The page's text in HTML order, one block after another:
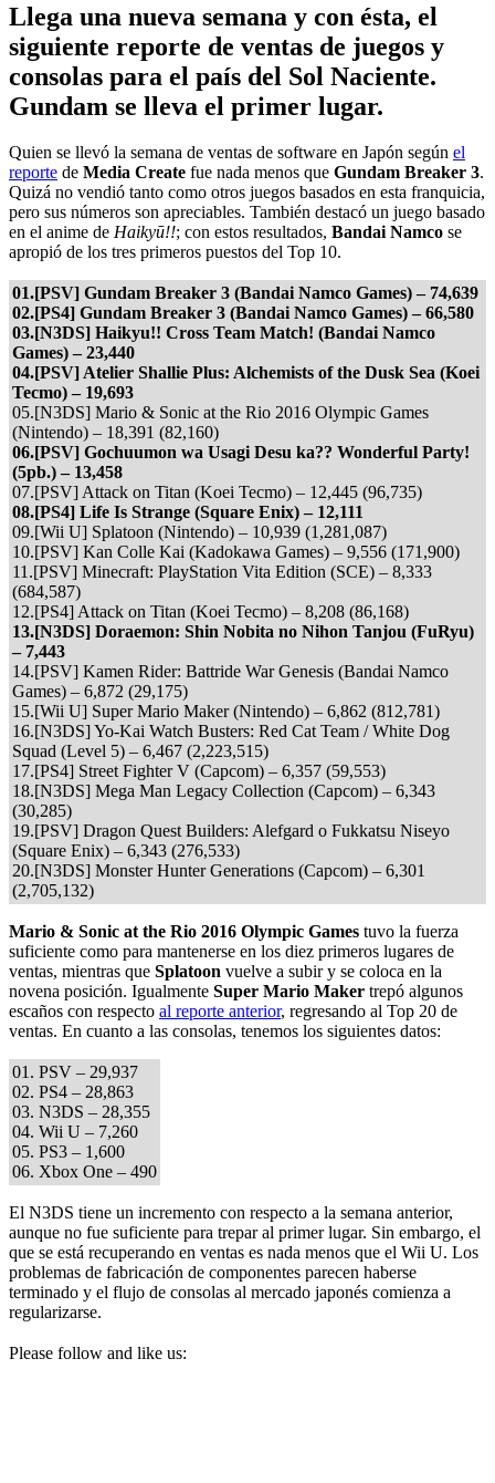
Llega una nueva semana y con ésta, el
siguiente reporte de ventas de juegos y
consolas para el país del Sol Naciente.
Gundam se lleva el primer lugar.
Quien se llevó la semana de ventas de software en Japón según el
reporte de Media Create fue nada menos que Gundam Breaker 3.
Quizá no vendió tanto como otros juegos basados en esta franquicia,
pero sus números son apreciables. También destacó un juego basado
en el anime de Haikyū!!; con estos resultados, Bandai Namco se
apropió de los tres primeros puestos del Top 10.
01.[PSV] Gundam Breaker 3 (Bandai Namco Games) – 74,639
02.[PS4] Gundam Breaker 3 (Bandai Namco Games) – 66,580
03.[N3DS] Haikyu!! Cross Team Match! (Bandai Namco
Games) – 23,440
04.[PSV] Atelier Shallie Plus: Alchemists of the Dusk Sea (Koei
Tecmo) – 19,693
05.[N3DS] Mario & Sonic at the Rio 2016 Olympic Games
(Nintendo) – 18,391 (82,160)
06.[PSV] Gochuumon wa Usagi Desu ka?? Wonderful Party!
(5pb.) – 13,458
07.[PSV] Attack on Titan (Koei Tecmo) – 12,445 (96,735)
08.[PS4] Life Is Strange (Square Enix) – 12,111
09.[Wii U] Splatoon (Nintendo) – 10,939 (1,281,087)
10.[PSV] Kan Colle Kai (Kadokawa Games) – 9,556 (171,900)
11.[PSV] Minecraft: PlayStation Vita Edition (SCE) – 8,333
(684,587)
12.[PS4] Attack on Titan (Koei Tecmo) – 8,208 (86,168)
13.[N3DS] Doraemon: Shin Nobita no Nihon Tanjou (FuRyu)
– 7,443
14.[PSV] Kamen Rider: Battride War Genesis (Bandai Namco
Games) – 6,872 (29,175)
15.[Wii U] Super Mario Maker (Nintendo) – 6,862 (812,781)
16.[N3DS] Yo-Kai Watch Busters: Red Cat Team / White Dog
Squad (Level 5) – 6,467 (2,223,515)
17.[PS4] Street Fighter V (Capcom) – 6,357 (59,553)
18.[N3DS] Mega Man Legacy Collection (Capcom) – 6,343
(30,285)
19.[PSV] Dragon Quest Builders: Alefgard o Fukkatsu Niseyo
(Square Enix) – 6,343 (276,533)
20.[N3DS] Monster Hunter Generations (Capcom) – 6,301
(2,705,132)
Mario & Sonic at the Rio 2016 Olympic Games tuvo la fuerza
suficiente como para mantenerse en los diez primeros lugares de
ventas, mientras que Splatoon vuelve a subir y se coloca en la
novena posición. Igualmente Super Mario Maker trepó algunos
escaños con respecto al reporte anterior, regresando al Top 20 de
ventas. En cuanto a las consolas, tenemos los siguientes datos:
01. PSV – 29,937
02. PS4 – 28,863
03. N3DS – 28,355
04. Wii U – 7,260
05. PS3 – 1,600
06. Xbox One – 490
El N3DS tiene un incremento con respecto a la semana anterior,
aunque no fue suficiente para trepar al primer lugar. Sin embargo, el
que se está recuperando en ventas es nada menos que el Wii U. Los
problemas de fabricación de componentes parecen haberse
terminado y el flujo de consolas al mercado japonés comienza a
regularizarse.
Please follow and like us: